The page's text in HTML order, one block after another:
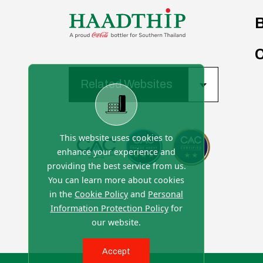
This website uses cookies to
enhance your experience and
providing the best service from us.
You can learn more about cookies
in the Cookie Policy and Personal
Information Protection Policyfor
our website.
Accept
Related Websites